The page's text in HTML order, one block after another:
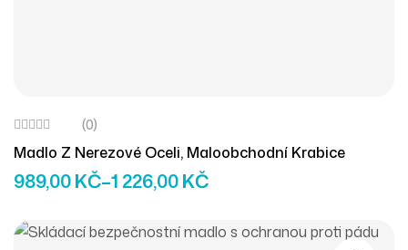
(0)
Madlo Z Nerezové Oceli, Maloobchodní Krabice
989,00KČ–1 226,00KČ